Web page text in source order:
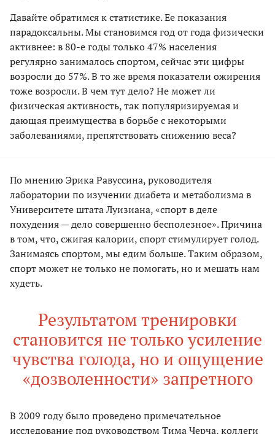
Давайте обратимся к статистике. Ее показания
парадоксальны. Мы становимся год от года физически
активнее: в 80-е годы только 47% населения
регулярно занималось спортом, сейчас эти цифры
возросли до 57%. В то же время показатели ожирения
тоже возросли. В чем тут дело? Не может ли
физическая активность, так популяризируемая и
дающая преимущества в борьбе с некоторыми
заболеваниями, препятствовать снижению веса?
По мнению Эрика Равуссина, руководителя
лаборатории по изучении диабета и метаболизма в
Университете штата Луизиана, «спорт в деле
похудения — дело совершенно бесполезное». Причина
в том, что, сжигая калории, спорт стимулирует голод.
Занимаясь спортом, мы едим больше. Таким образом,
спорт может не только не помогать, но и мешать нам
худеть.
Результатом тренировки
становится не только усиление
чувства голода, но и ощущение
«дозволенности» запретного
В 2009 году было проведено примечательное
исследование под руководством Тима Черча, коллеги